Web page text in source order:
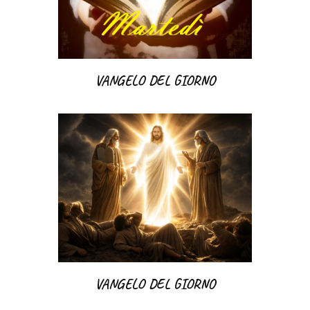
VANGELO DEL GIORNO
VANGELO DEL GIORNO